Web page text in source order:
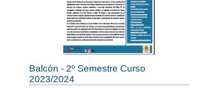
Balcón - 2º Semestre Curso
2023/2024